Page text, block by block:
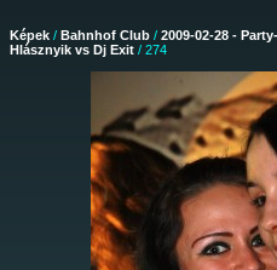
Képek / Bahnhof Club / 2009-02-28 -
Hlásznyik vs Dj Exit / 274